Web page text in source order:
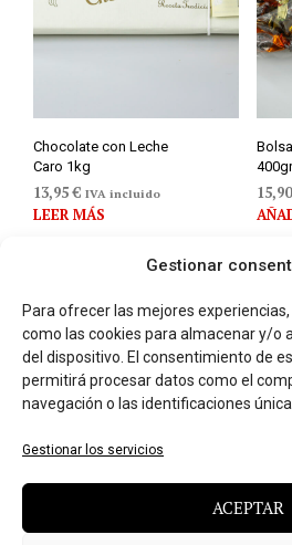
Gestionar
Para ofrecer las mejores
como las cookies para almacenar y/o
del dispositivo. El consentimiento de
permitirá procesar datos como el
navegación o las identificaciones
Gestionar los servicios
ACEPTAR
Chocolate con Leche
Caro 1kg
13,95€ IVA incluido
LEER MÁS
400gr